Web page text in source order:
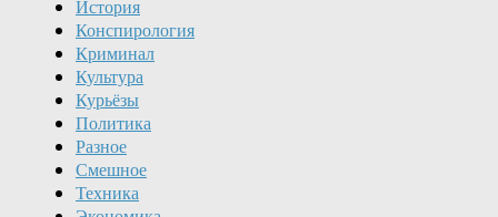
История
Конспирология
Криминал
Культура
Курьёзы
Политика
Разное
Смешное
Техника